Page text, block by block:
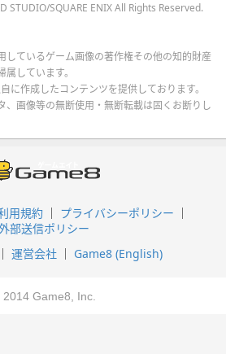
STUDIO/SQUARE ENIX All Rights Reserved.
しているゲーム画像の著作権その他の知的財産
しています。
に作成したコンテンツを提供しております。
、画像等の無断使用・無断転載は固くお断りし
用規約
プライバシーポリシー
部送信ポリシー
運営会社 Game8 (English)
Game8, Inc.